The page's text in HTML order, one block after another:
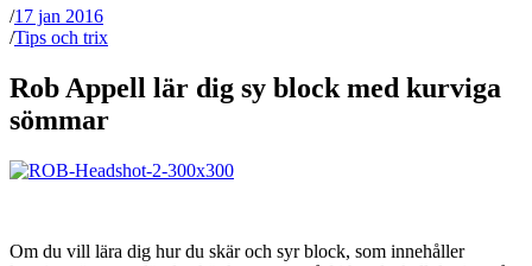
/17 jan 2016
/Tips och trix
Rob Appell lär dig sy block med kurviga
sömmar
Om du vill lära dig hur du skär och syr block, som innehåller